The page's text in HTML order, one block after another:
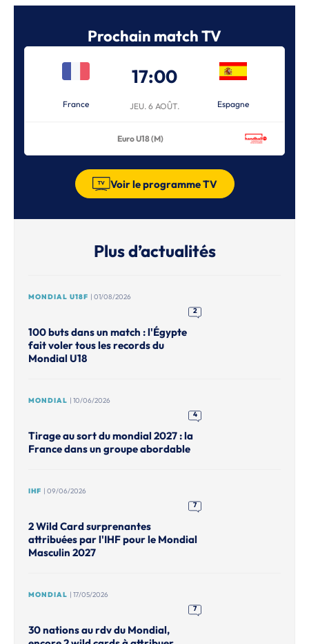
Prochain match TV
France
17:00
JEU. 6 AOÛT. Espagne
Euro U18 (M)
Voir le programme TV
Plus d’actualités
MONDIAL U18F | 01/08/2026
2
100 buts dans un match : l'Égypte
fait voler tous les records du
Mondial U18
MONDIAL | 10/06/2026
4
Tirage au sort du mondial 2027 : la
France dans un groupe abordable
IHF | 09/06/2026
7
2 Wild Card surprenantes
attribuées par l'IHF pour le Mondial
Masculin 2027
MONDIAL | 17/05/2026
7
30 nations au rdv du Mondial,